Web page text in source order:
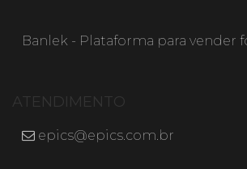
Banlek - Plataforma para vender
ATENDIMENTO
epics@epics.com.br